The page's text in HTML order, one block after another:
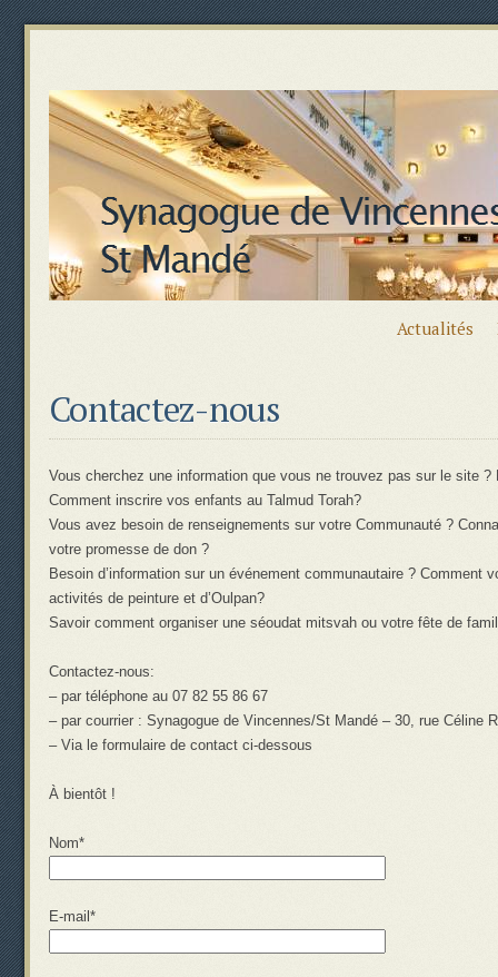
Actualités
Contactez-nous
Vous cherchez une information que vous ne trouvez pas sur le site ?
Comment inscrire vos enfants au Talmud Torah?
Vous avez besoin de renseignements sur votre Communauté ?
votre promesse de don ?
Besoin d’information sur un événement communautaire ? Comment
activités de peinture et d’Oulpan?
Savoir comment organiser une séoudat mitsvah ou votre fête de
Contactez-nous:
– par téléphone au 07 82 55 86 67
– par courrier : Synagogue de Vincennes/St Mandé – 30, rue Céline
– Via le formulaire de contact ci-dessous
À bientôt !
Nom*
E-mail*